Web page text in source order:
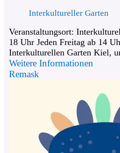
Interkultureller Garten
Veranstaltungsort:
18 Uhr Jeden Freitag ab 14
Interkulturellen Garten Kiel,
Weitere Informationen
Remask